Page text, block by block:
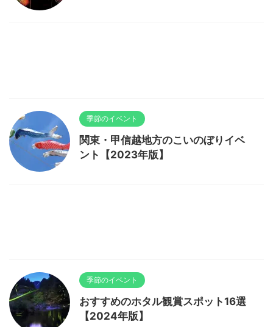
季節のイベント
関東・甲信越地方のこいのぼりイベ
ント【2023年版】
季節のイベント
おすすめのホタル観賞スポット16選
【2024年版】